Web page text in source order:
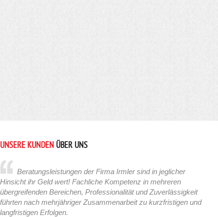
UNSERE KUNDEN ÜBER UNS
Beratungsleistungen der Firma Irmler sind in jeglicher
Hinsicht ihr Geld wert! Fachliche Kompetenz in mehreren
übergreifenden Bereichen, Professionalität und Zuverlässigkeit
führten nach mehrjähriger Zusammenarbeit zu kurzfristigen und
langfristigen Erfolgen.